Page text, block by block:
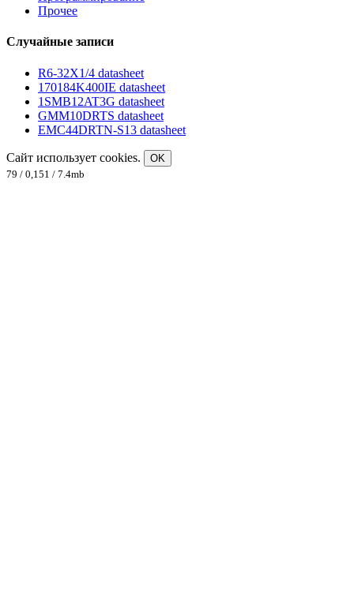
Прочее
Случайные записи
R6-32X1/4 datasheet
170184K400IE datasheet
1SMB12AT3G datasheet
GMM10DRTS datasheet
EMC44DRTN-S13 datasheet
Сайт использует cookies.
OK
79 / 0,151 / 7.4mb